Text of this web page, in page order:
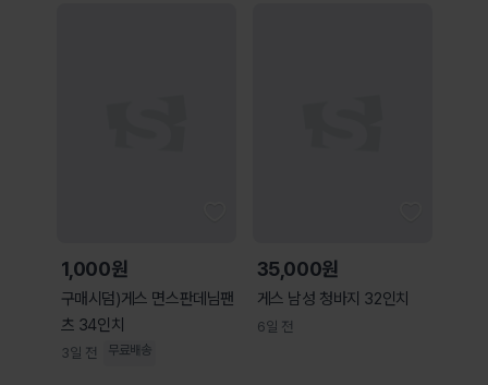
1,000원
구매시덤)게스 면스판데님팬
츠 34인치
3일 전 무료배송
35,000원
게스 남성 청바지 32인치
6일 전